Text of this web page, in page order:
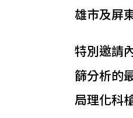
雄市及屏
特別邀請
篩分析的
局理化科